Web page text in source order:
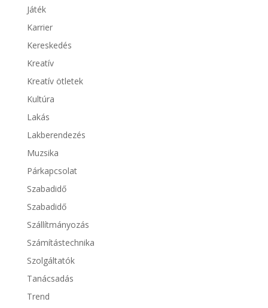
Játék
Karrier
Kereskedés
Kreatív
Kreatív ötletek
Kultúra
Lakás
Lakberendezés
Muzsika
Párkapcsolat
Szabadidő
Szabadidő
Szállítmányozás
Számítástechnika
Szolgáltatók
Tanácsadás
Trend